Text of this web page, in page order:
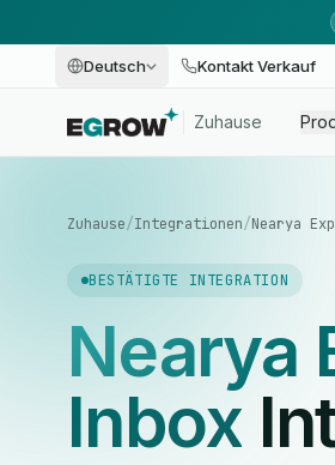
Deutsch Kontakt Verkauf
Zuhause
Zuhause/Integrationen/Nearya
BESTÄTIGTE INTEGRATION
Nearya
Inbox